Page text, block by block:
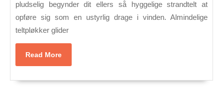
sand?
pludselig begynder dit ellers så hyggelige strandtelt at
opføre sig som en ustyrlig drage i vinden. Almindelige
teltpløkker glider
Read MoreRead
More